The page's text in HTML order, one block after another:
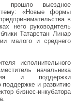
выездное
тему: «Новые формы
в
него руководитель
Татарстан Линар
малого и среднего
исполнительного
начальника
и поддержки
поддержке и развитию
бизнес-инкубатора